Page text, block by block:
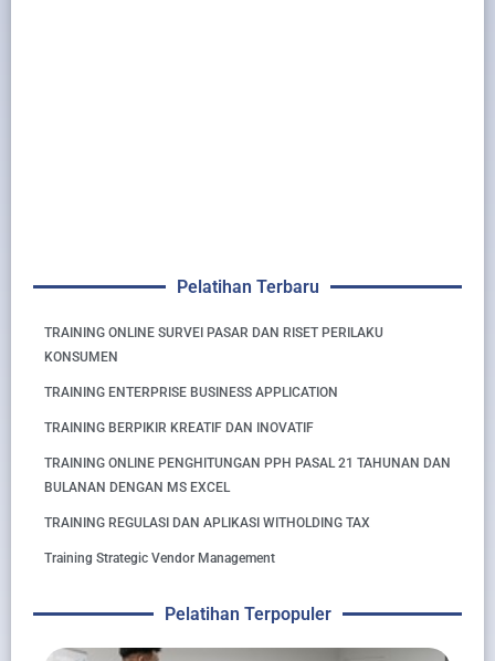
Pelatihan Terbaru
TRAINING ONLINE SURVEI PASAR DAN RISET PERILAKU
KONSUMEN
TRAINING ENTERPRISE BUSINESS APPLICATION
TRAINING BERPIKIR KREATIF DAN INOVATIF
TRAINING ONLINE PENGHITUNGAN PPH PASAL 21 TAHUNAN DAN
BULANAN DENGAN MS EXCEL
TRAINING REGULASI DAN APLIKASI WITHOLDING TAX
Training Strategic Vendor Management
Pelatihan Terpopuler